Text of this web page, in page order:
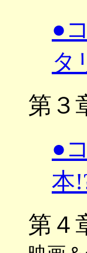
●
タ
第３
●
本
第４